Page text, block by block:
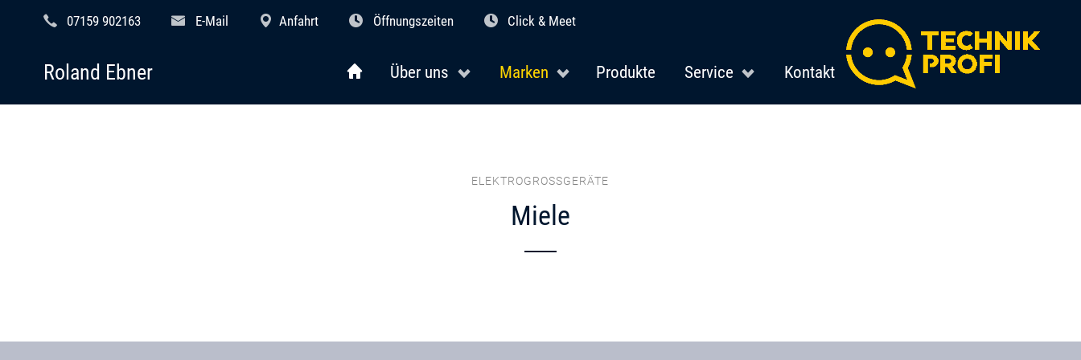
07159 902163 E-Mail Anfahrt Öffnungszeiten Click & Meet
Über uns Marken Produkte Service Kontakt
Roland Ebner
ELEKTROGROSSGERÄTE
Miele